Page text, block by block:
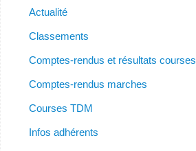
Actualité
Classements
Comptes-rendus et résultats courses
Comptes-rendus marches
Courses TDM
Infos adhérents